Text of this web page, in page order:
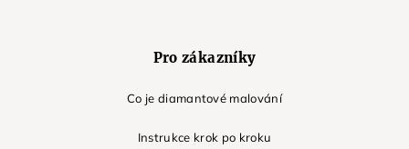
Pro zákazníky
Co je diamantové malování
Instrukce krok po kroku